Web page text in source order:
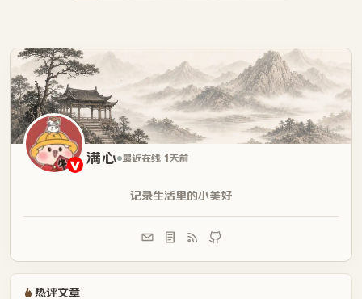
满心 最近在线 1天前
记录生活里的小美好
热评文章